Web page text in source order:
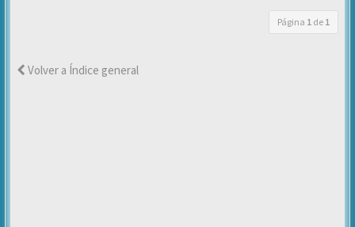
Página 1 de 1
Volver a Índice general